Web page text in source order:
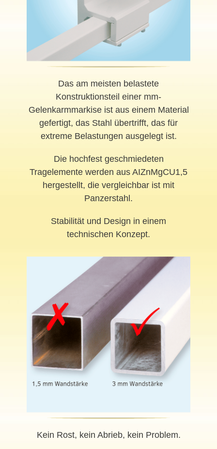
Das am meisten belastete
Konstruktionsteil einer mm-
Gelenkarmmarkise ist aus einem Material
gefertigt, das Stahl übertrifft, das für
extreme Belastungen ausgelegt ist.
Die hochfest geschmiedeten
Tragelemente werden aus AIZnMgCU1,5
hergestellt, die vergleichbar ist mit
Panzerstahl.
Stabilität und Design in einem
technischen Konzept.
Kein Rost, kein Abrieb, kein Problem.